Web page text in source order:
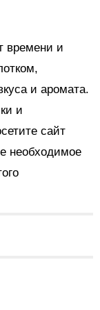
времени и
и аромата.
и
сайт
необходимое